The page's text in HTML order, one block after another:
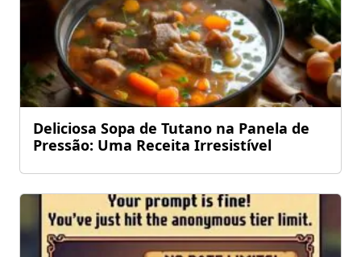
Deliciosa Sopa de Tutano na Panela de
Pressão: Uma Receita Irresistível